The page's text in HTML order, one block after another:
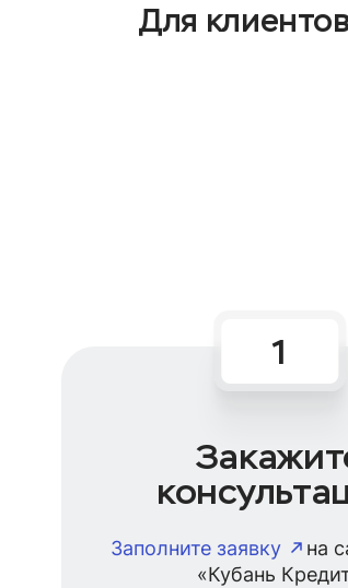
Для
Заполните заявку
на
«Кубань